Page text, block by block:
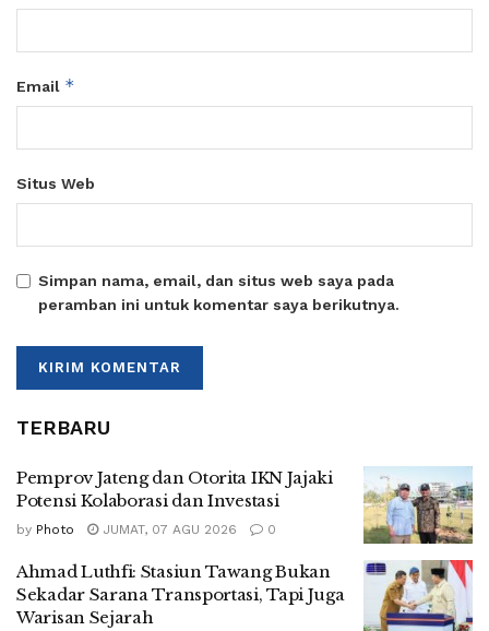
Email *
Situs Web
Simpan nama, email, dan situs web saya pada
peramban ini untuk komentar saya berikutnya.
TERBARU
Pemprov Jateng dan Otorita IKN Jajaki
Potensi Kolaborasi dan Investasi
by Photo JUMAT, 07 AGU 2026 0
Ahmad Luthfi: Stasiun Tawang Bukan
Sekadar Sarana Transportasi, Tapi Juga
Warisan Sejarah